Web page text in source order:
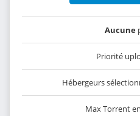
Aucune
Priorité
Hébergeurs
Max Torrent